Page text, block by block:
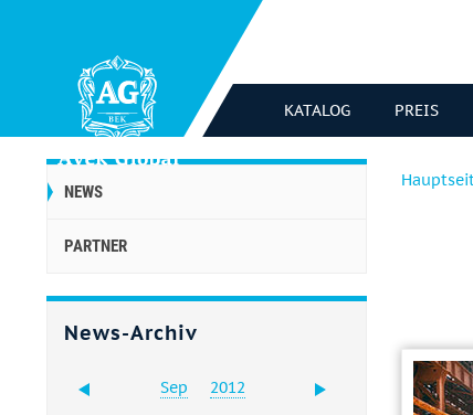
KATALOG PREIS
NEWS
PARTNER
News-Archiv
Sep 2012